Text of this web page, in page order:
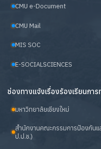
CMU e-Document
CMU Mail
MIS SOC
E-SOCIALSCIENCES
ช่องทางแจ้งเรื่องร้องเรียนกา
มหาวิทยาลัยเชียงใหม่
สำนักงานคณะกรรมการป้องกันแ
ป.ป.ช.)